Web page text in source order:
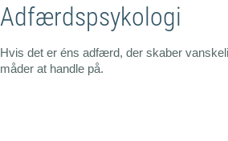
Adfærdspsykologi
Hvis det er éns adfærd, der skaber
måder at handle på.